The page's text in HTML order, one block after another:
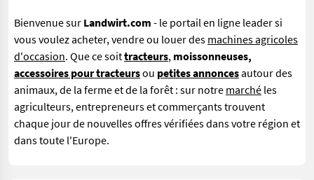
Bienvenue sur Landwirt.com - le portail en ligne leader si
vousvoulez acheter, vendre ou louer des machines agricoles
d'occasion. Que ce soittracteurs, moissonneuses,
accessoires pour tracteursou petites annoncesautour des
animaux, de la ferme et de la forêt : sur notre marché les
agriculteurs, entrepreneurs et commerçants trouvent
chaque jour de nouvelles offres vérifiées dans votre région et
dans toute l'Europe.